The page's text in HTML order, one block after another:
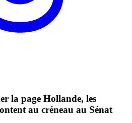
la page Hollande, les
au créneau au Sénat